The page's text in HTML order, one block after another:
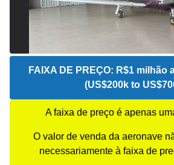
FAIXA DE PREÇO: R$1 milhão
(US$200k to
A faixa de preço é apenas
O valor de venda da aeronave
necessariamente à faixa de